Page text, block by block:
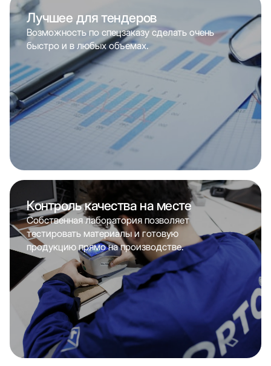
Лучшее для тендеров
Возможность по спецзаказу сделать очень
быстро и в любых объемах.
Контроль качества на месте
Собственная лаборатория позволяет
тестировать материалы и готовую
продукцию прямо на производстве.